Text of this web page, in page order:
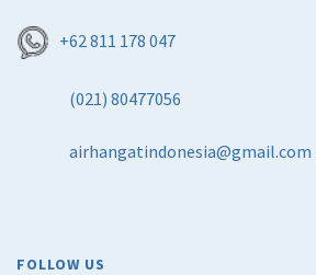
+62 811 178 047
(021) 80477056
airhangatindonesia@gmail.com
FOLLOW US